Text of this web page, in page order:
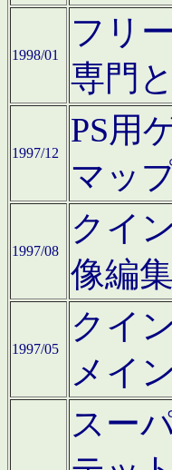
1998/01
フリ
専門
1997/12
PS用
マッ
1997/08
クイ
像編
1997/05
クイ
メイ
スー